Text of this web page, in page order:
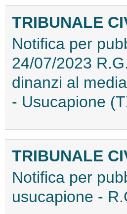
TRIBUNALE
Notifica per
24/07/2023
dinanzi al
- Usucapione
TRIBUNALE
Notifica per
usucapione -